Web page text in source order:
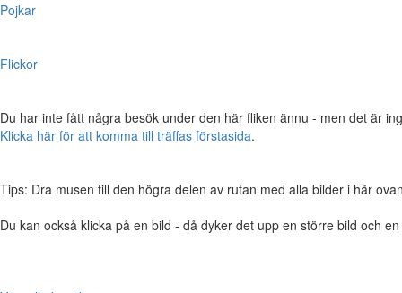
Pojkar
Flickor
Du har inte fått några besök under den här fliken ännu - men det är
Klicka här för att komma till träffas förstasida.
Tips: Dra musen till den högra delen av rutan med alla bilder i här
Du kan också klicka på en bild - då dyker det upp en större bild och